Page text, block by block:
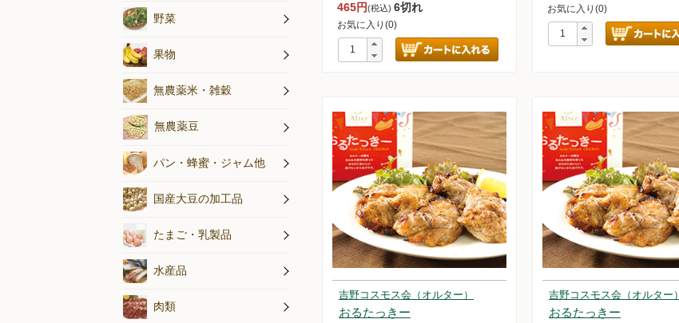
野菜 旬のお野菜セット
乾燥野菜
乾燥きのこ
果物
無農薬米・雑穀
無農薬豆
パン・蜂蜜・ジャム他 蜂蜜・ジャム他
国産大豆の加工品 その他国産大豆の加工品
たまご・乳製品 たまご
乳製品
水産品 鮮魚・冷凍魚・魚介類
水産加工品
海藻・小魚
肉類 熟成牛肉・黒毛和牛
放牧豚肉
平飼い鶏肉
ハム・ソーセージ他
465円(税込) 6切れ
お気に入り(0)
お気に入り(0)
吉野コスモス会（オルター）
おるたっきー
吉野コスモス会（オルター）
おるたっきー